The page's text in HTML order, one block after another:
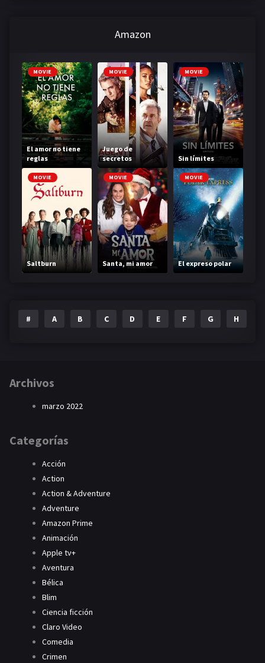
Amazon
MOVIE
El amor no tiene
reglas
MOVIE
Juego de
secretos
MOVIE
Sin límites
MOVIE
Saltburn
MOVIE
Santa, mi amor
MOVIE
El expreso polar
# A B C D E F G H
Archivos
marzo 2022
Categorías
Acción
Action
Action & Adventure
Adventure
Amazon Prime
Animación
Apple tv+
Aventura
Bélica
Blim
Ciencia ficción
Claro Video
Comedia
Crimen